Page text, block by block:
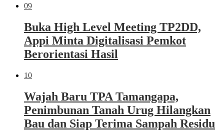
09
Buka High Level Meeting TP2DD,
Appi Minta Digitalisasi Pemkot
Berorientasi Hasil
10
Wajah Baru TPA Tamangapa,
Penimbunan Tanah Urug Hilangkan
Bau dan Siap Terima Sampah Residu